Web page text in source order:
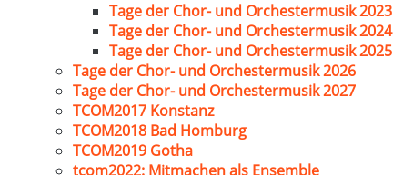
Tage der Chor- und Orchestermusik 2023
Tage der Chor- und Orchestermusik 2024
Tage der Chor- und Orchestermusik 2025
Tage der Chor- und Orchestermusik 2026
Tage der Chor- und Orchestermusik 2027
TCOM2017 Konstanz
TCOM2018 Bad Homburg
TCOM2019 Gotha
tcom2022: Mitmachen als Ensemble